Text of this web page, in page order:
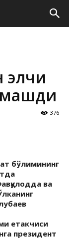
элчи
376
бўлимининг
ва
етакчиси
президент